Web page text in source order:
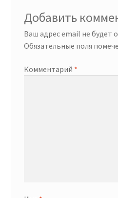
Добавить
Ваш адрес email не будет
Обязательные поля
Комментарий *